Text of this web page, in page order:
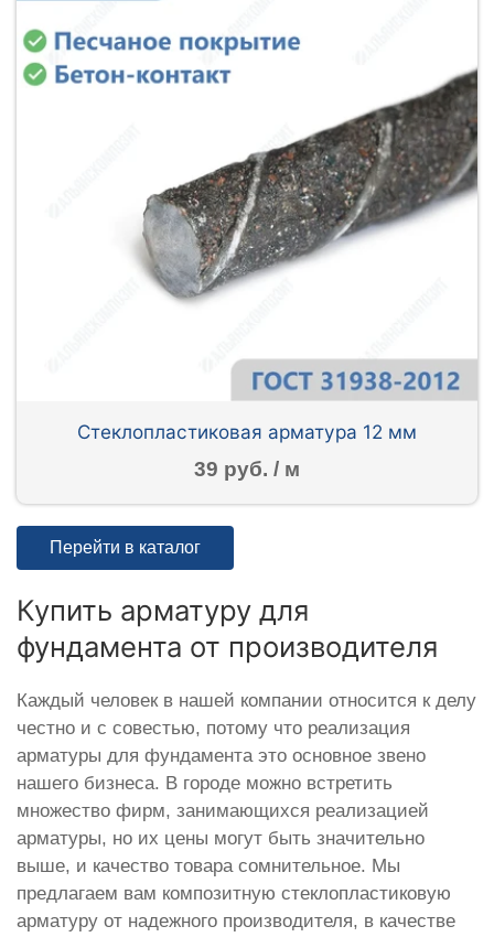
Стеклопластиковая арматура 12 мм
39 руб. / м
Перейти в каталог
Купить арматуру для
фундамента от производителя
Каждый человек в нашей компании относится к делу
честно и с совестью, потому что реализация
арматуры для фундамента это основное звено
нашего бизнеса. В городе можно встретить
множество фирм, занимающихся реализацией
арматуры, но их цены могут быть значительно
выше, и качество товара сомнительное. Мы
предлагаем вам композитную стеклопластиковую
арматуру от надежного производителя, в качестве